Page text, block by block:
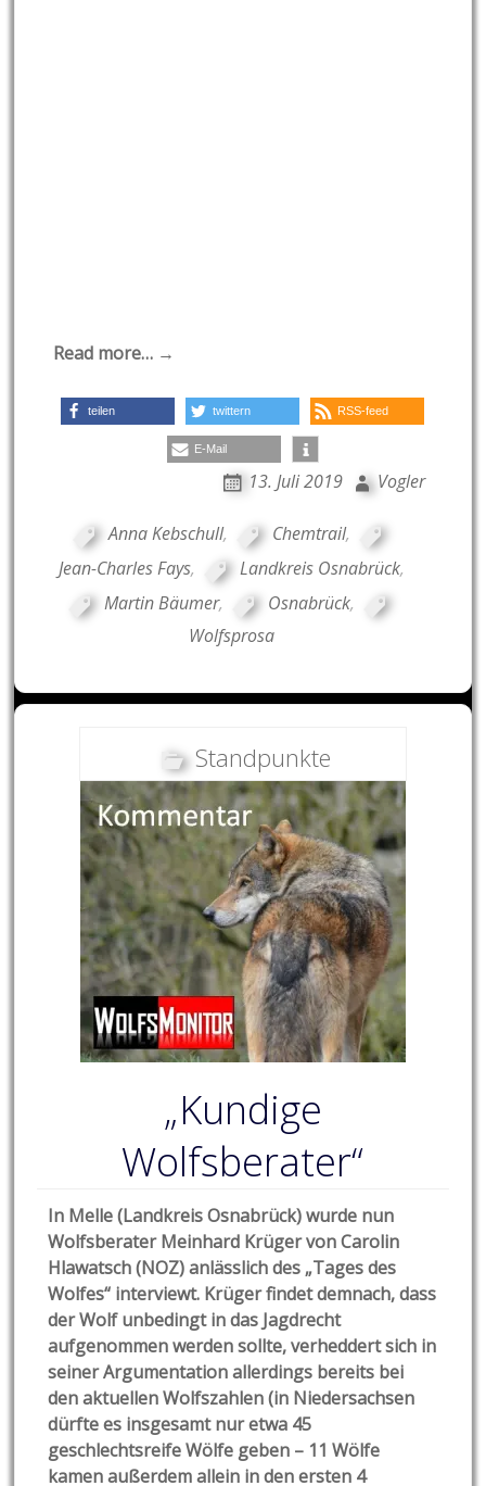
Read more… →
teilen twittern RSS-feed
E-Mail
13. Juli 2019 Vogler
Anna Kebschull, Chemtrail,
Jean-Charles Fays, Landkreis Osnabrück,
Martin Bäumer, Osnabrück,
Wolfsprosa
Standpunkte
„Kundige
Wolfsberater“
In Melle (Landkreis Osnabrück) wurde nun
Wolfsberater Meinhard Krüger von Carolin
Hlawatsch (NOZ) anlässlich des „Tages des
Wolfes“ interviewt. Krüger findet demnach, dass
der Wolf unbedingt in das Jagdrecht
aufgenommen werden sollte, verheddert sich in
seiner Argumentation allerdings bereits bei
den aktuellen Wolfszahlen (in Niedersachsen
dürfte es insgesamt nur etwa 45
geschlechtsreife Wölfe geben – 11 Wölfe
kamen außerdem allein in den ersten 4